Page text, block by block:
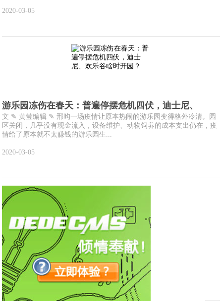
2020-03-05
游乐园冻伤在春天：普遍停摆危机四伏，迪士尼、
文 ✎ 黄莹编辑 ✎ 邢昀一场疫情让原本热闹的游乐园变得格外冷清。园
区关闭，几乎没有现金流入，设备维护、动物饲养的成本支出仍在，疫
情给了原本就不太赚钱的游乐园生...
2020-03-05